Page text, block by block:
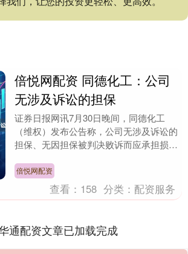
倍悦网配资 同德化工：公司
无涉及诉讼的担保
证券日报网讯7月30日晚间，同德化工
（维权）发布公告称，公司无涉及诉讼的
担保、无因担保被判决败诉而应承担损失
浪财经APP....
倍悦网配资
查看： 158 分类： 配资服务
通配资文章已加载完成